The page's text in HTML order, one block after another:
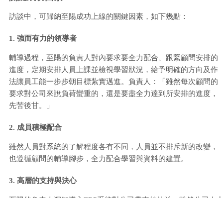
訪談中，可歸納至陽成功上線的關鍵因素，如下幾點：
1. 強而有力的領導者
輔導過程，至陽的負責人對內要求要全力配合、跟緊顧問安排的
進度，定期安排人員上課並檢視學習狀況，給予明確的方向及作
法讓員工能一步步朝目標紮實邁進。負責人：「雖然每次顧問的
要求對公司來說負荷蠻重的，還是要盡全力達到所安排的進度，
先苦後甘。」
2. 成員積極配合
雖然人員對系統的了解程度各有不同，人員並不排斥新的改變，
也遵循顧問的輔導腳步，全力配合學習與資料的建置。
3. 高層的支持與決心